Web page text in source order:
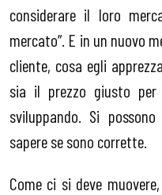
considerare il loro
mercato”. E in un nuovo
cliente, cosa egli
sia il prezzo giusto
sviluppando. Si
sapere se sono corrette.
Come ci si deve